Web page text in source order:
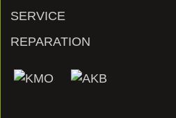
SERVICE
REPARATION